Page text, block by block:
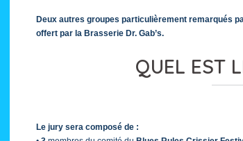
Deux autres groupes particulièrement remarqués
offert par la Brasserie Dr. Gab’s.
QUEL EST
Le jury sera composé de :